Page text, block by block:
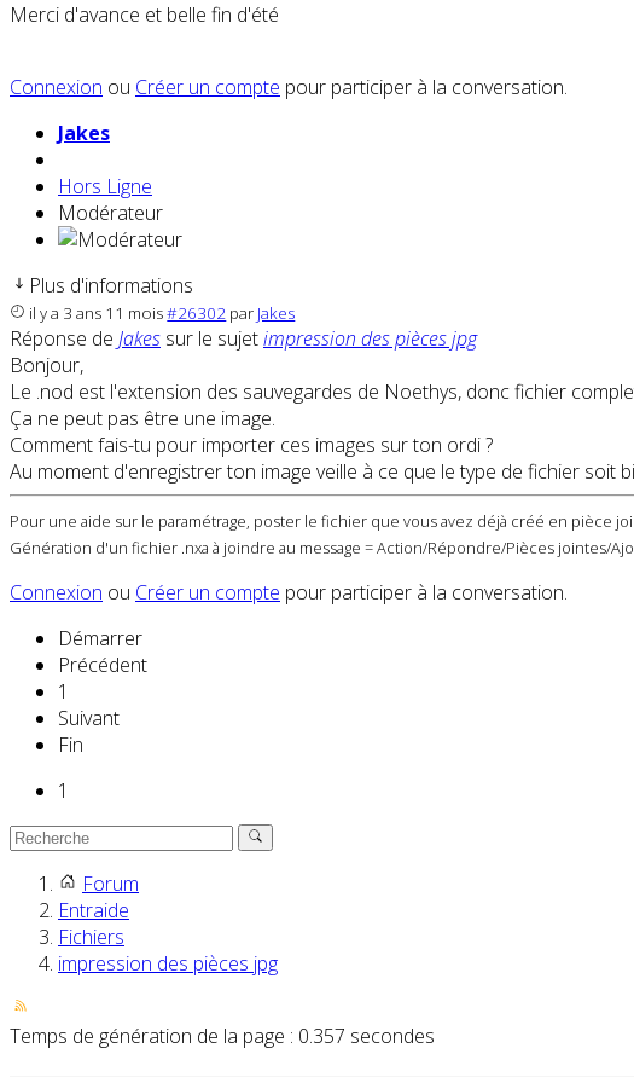
Merci d'avance et belle fin d'été
Connexion ou Créer un compte pour participer à la conversation.
Jakes
Hors Ligne
Modérateur
Plus d'informations
il y a 3 ans 11 mois#26302 par Jakes
Réponse de Jakes sur le sujetimpression des pièces jpg
Bonjour,
Le .nod est l'extension des sauvegardes de Noethys, donc fichier
Ça ne peut pas être une image.
Comment fais-tu pour importer ces images sur ton ordi ?
Au moment d'enregistrer ton image veille à ce que le type de fichier soit
Pour une aide sur le paramétrage, poster le fichier que vous avez déjà créé en pièce
Génération d'un fichier .nxa à joindre au message = Action/Répondre/Pièces jointes/
Connexion ou Créer un compte pour participer à la conversation.
Démarrer
Précédent
1
Suivant
Fin
1
Forum
Entraide
Fichiers
impression des pièces jpg
Temps de génération de la page : 0.357 secondes